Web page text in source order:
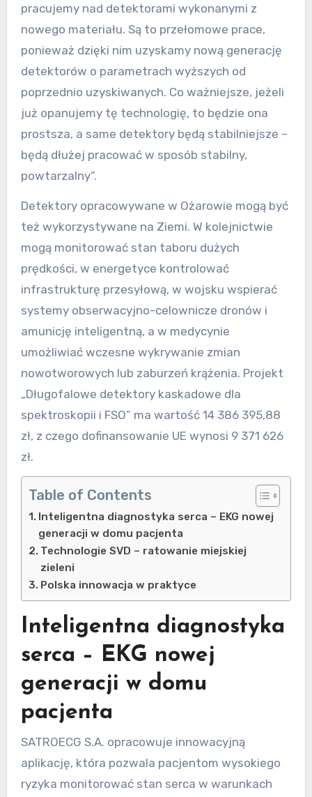
pracujemy nad detektorami wykonanymi z
nowego materiału. Są to przełomowe prace,
ponieważ dzięki nim uzyskamy nową generację
detektorów o parametrach wyższych od
poprzednio uzyskiwanych. Co ważniejsze, jeżeli
już opanujemy tę technologię, to będzie ona
prostsza, a same detektory będą stabilniejsze –
będą dłużej pracować w sposób stabilny,
powtarzalny”.
Detektory opracowywane w Ożarowie mogą być
też wykorzystywane na Ziemi. W kolejnictwie
mogą monitorować stan taboru dużych
prędkości, w energetyce kontrolować
infrastrukturę przesyłową, w wojsku wspierać
systemy obserwacyjno-celownicze dronów i
amunicję inteligentną, a w medycynie
umożliwiać wczesne wykrywanie zmian
nowotworowych lub zaburzeń krążenia. Projekt
„Długofalowe detektory kaskadowe dla
spektroskopii i FSO” ma wartość 14 386 395,88
zł, z czego dofinansowanie UE wynosi 9 371 626
zł.
Table of Contents
Inteligentna diagnostyka serca – EKG nowej
generacji w domu pacjenta
Technologie SVD – ratowanie miejskiej
zieleni
Polska innowacja w praktyce
Inteligentna diagnostyka
serca – EKG nowej
generacji w domu
pacjenta
SATROECG S.A. opracowuje innowacyjną
aplikację, która pozwala pacjentom wysokiego
ryzyka monitorować stan serca w warunkach